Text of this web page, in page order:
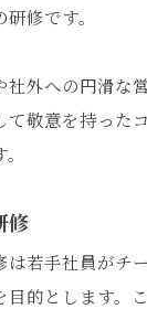
修です。
社外への円滑な
て敬意を持った
修
は若手社員がチ
目的とします。